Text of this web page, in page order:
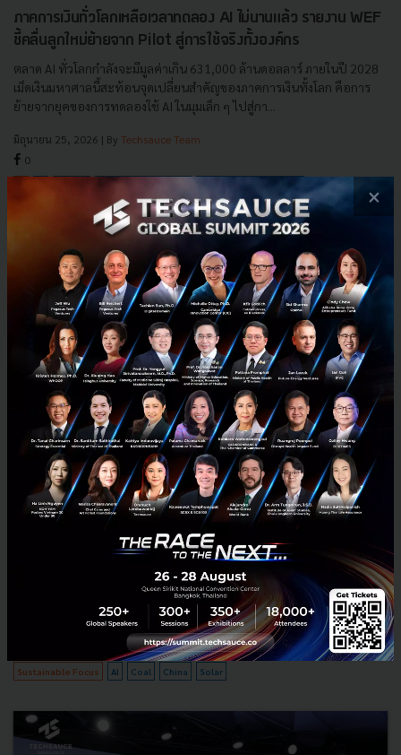
ภาคการเงินทั่วโลกเหลือเวลาทดลอง AI ไม่นานแล้ว รายงาน WEF
ชี้คลื่นลูกใหม่ย้ายจาก Pilot สู่การใช้จริงทั้งองค์กร
ตลาด AI ทั่วโลกกำลังจะมีมูลค่าเกิน 631,000 ล้านดอลลาร์ ภายในปี 2028
เม็ดเงินมหาศาลนี้สะท้อนจุดเปลี่ยนสำคัญของภาคการเงินทั้งโลก คือการ
ย้ายจากยุคของการทดลองใช้ AI ในมุมเล็ก ๆ ไปสู่กา...
มิถุนายน 25, 2026 | By Techsauce Team
0
Summer Davos 2026
พลังงานใหม่โตเร็วเกินไป จนโครงข่ายไฟฟ้าตามไม่ทัน โจทย์ใหญ่
ที่สุดของจีน และของทั้งโลกในเวลาเดียวกัน
ถอดระบบพลังงานจีนจากวงเสวนา Summer Davos 2026 ทั้งเศรษฐกิจสี
เขียวที่เป็น 10% ของ GDP สี่เสาหลักของระบบไฟฟ้าใหม่ เหตุผลที่
ภูมิรัฐศาสตร์เป็นโอกาส และสงครามราคาแบตเตอรี่ที่ยังดุเดือด ...
มิถุนายน 25, 2026| ByTechsauce Team
Sustainable Focus AI Coal China Solar
×